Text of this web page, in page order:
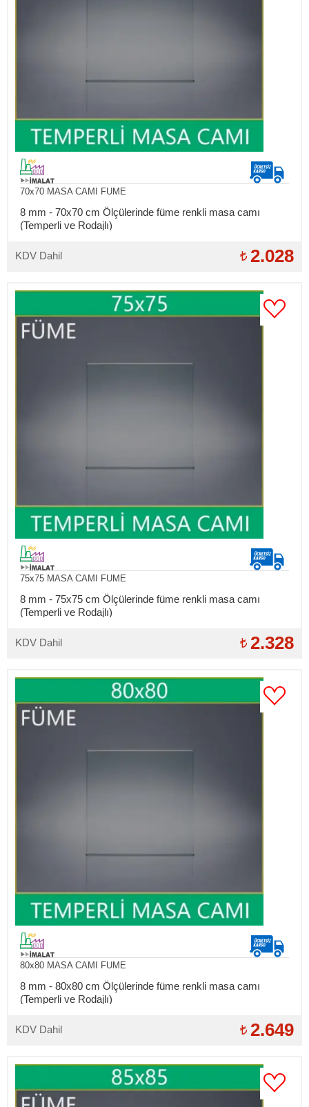
70x70 MASA CAMI FUME
8 mm - 70x70 cm Ölçülerinde füme renkli masa camı
(Temperli ve Rodajlı)
KDV Dahil 2.028
75x75 MASA CAMI FUME
8 mm - 75x75 cm Ölçülerinde füme renkli masa camı
(Temperli ve Rodajlı)
KDV Dahil 2.328
80x80 MASA CAMI FUME
8 mm - 80x80 cm Ölçülerinde füme renkli masa camı
(Temperli ve Rodajlı)
KDV Dahil 2.649